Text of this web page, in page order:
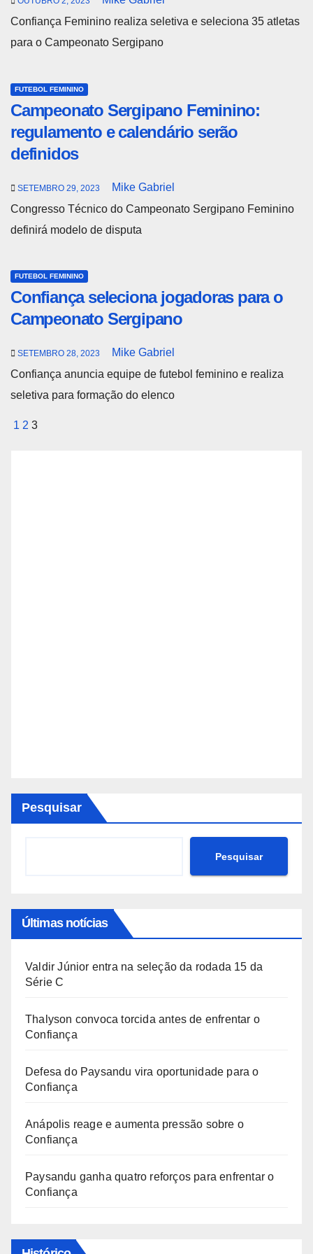
Confiança Feminino realiza seletiva e seleciona 35 atletas
para o Campeonato Sergipano
FUTEBOL FEMININO
Campeonato Sergipano Feminino:
regulamento e calendário serão
definidos
SETEMBRO 29, 2023
Mike Gabriel
Congresso Técnico do Campeonato Sergipano Feminino
definirá modelo de disputa
FUTEBOL FEMININO
Confiança seleciona jogadoras para o
Campeonato Sergipano
SETEMBRO 28, 2023
Mike Gabriel
Confiança anuncia equipe de futebol feminino e realiza
seletiva para formação do elenco
Paginação
1 2 3
Pesquisar
Pesquisar
Últimas notícias
Valdir Júnior entra na seleção da rodada 15 da
Série C
Thalyson convoca torcida antes de enfrentar o
Confiança
Defesa do Paysandu vira oportunidade para o
Confiança
Anápolis reage e aumenta pressão sobre o
Confiança
Paysandu ganha quatro reforços para enfrentar o
Confiança